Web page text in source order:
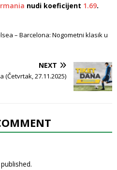
nudi koeficijent 1.69.
– Barcelona: Nogometni klasik u
NEXT
(Četvrtak, 27.11.2025)